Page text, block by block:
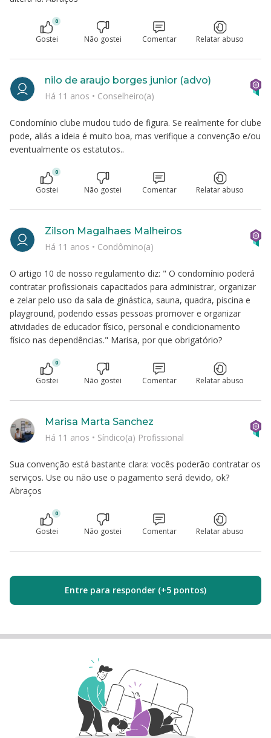
0
Gostei Não gostei Comentar Relatar abuso
Condomínio clube mudou tudo de figura. Se realmente for clube
pode, aliás a ideia é muito boa, mas verifique a convenção e/ou
eventualmente os estatutos..
nilo de araujo borges junior (advo)
Há 11 anos • Conselheiro(a)
0
Gostei Não gostei Comentar Relatar abuso
O artigo 10 de nosso regulamento diz: " O condomínio poderá
contratar profissionais capacitados para administrar, organizar
e zelar pelo uso da sala de ginástica, sauna, quadra, piscina e
playground, podendo essas pessoas promover e organizar
atividades de educador físico, personal e condicionamento
físico nas dependências." Marisa, por que obrigatório?
Zilson Magalhaes Malheiros
Há 11 anos • Condômino(a)
0
Gostei Não gostei Comentar Relatar abuso
Sua convenção está bastante clara: vocês poderão contratar os
serviços. Use ou não use o pagamento será devido, ok?
Abraços
Marisa Marta Sanchez
Há 11 anos • Síndico(a) Profissional
0
Gostei Não gostei Comentar Relatar abuso
Entre para responder (+5 pontos)